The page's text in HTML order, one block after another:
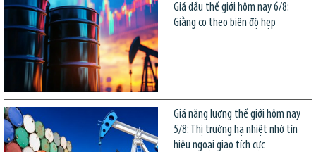
Giá dầu thế giới hôm nay 6/8:
Giằng co theo biên độ hẹp
Giá năng lượng thế giới hôm nay
5/8: Thị trường hạ nhiệt nhờ tín
hiệu ngoại giao tích cực